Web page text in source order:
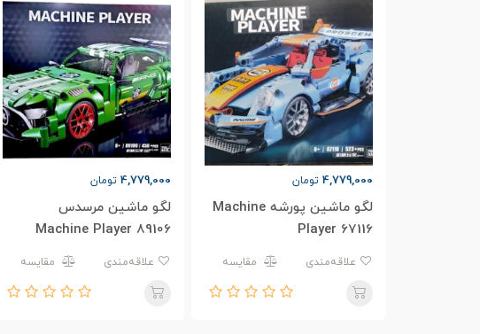
4,779,000 تومان
لگو ماشین پورشه Machine
Player 67116
مقایسه
4,779,000 تومان
لگو ماشین مرسدس
Machine Player 89106
مقایسه